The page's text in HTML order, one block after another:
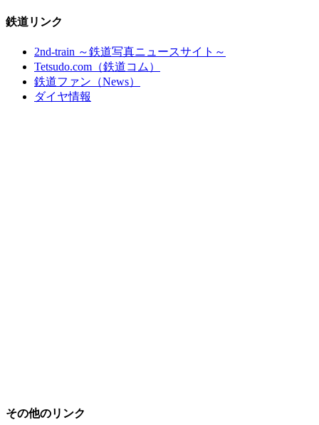
鉄道リンク
2nd-train ～鉄道写真ニュースサイト～
Tetsudo.com（鉄道コム）
鉄道ファン（News）
ダイヤ情報
その他のリンク